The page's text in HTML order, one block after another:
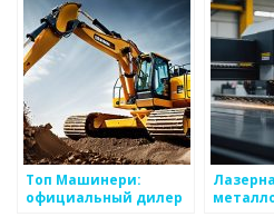
Топ Машинери:
официальный дилер